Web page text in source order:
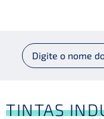
TINTAS